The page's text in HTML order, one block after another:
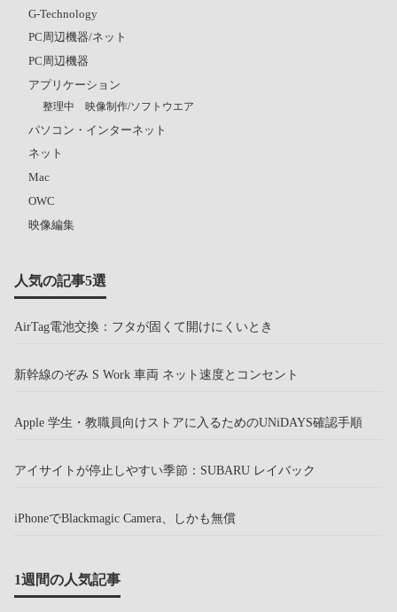
G-Technology
PC周辺機器/ネット
PC周辺機器
アプリケーション
整理中 映像制作/ソフトウエア
パソコン・インターネット
ネット
Mac
OWC
映像編集
人気の記事5選
AirTag電池交換：フタが固くて開けにくいとき
新幹線のぞみ S Work 車両 ネット速度とコンセント
Apple 学生・教職員向けストアに入るためのUNiDAYS確認手順
アイサイトが停止しやすい季節：SUBARU レイバック
iPhoneでBlackmagic Camera、しかも無償
1週間の人気記事